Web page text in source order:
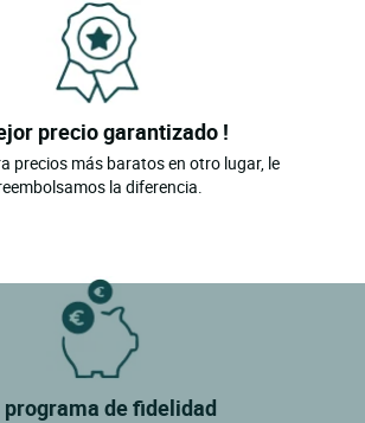
precio garantizado !
precios más baratos en otro lugar, le
la diferencia.
programa de fidelidad